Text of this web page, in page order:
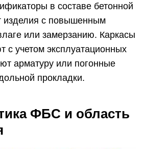
в составе бетонной
изделия с повышенным
или замерзанию. Каркасы
с учетом эксплуатационных
арматуру или погонные
прокладки.
ФБС и область